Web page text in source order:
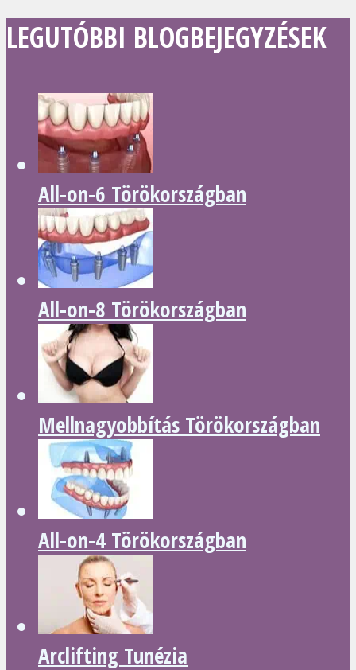
LEGUTÓBBI BLOGBEJEGYZÉSEK
All-on-6 Törökországban
All-on-8 Törökországban
Mellnagyobbítás Törökországban
All-on-4 Törökországban
Arclifting Tunézia